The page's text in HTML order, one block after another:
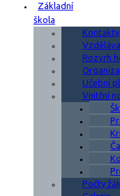
Základní
škola
Kontakty
Rozvrh
Učební
Vnitřní
Počty